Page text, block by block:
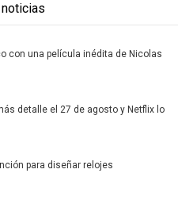
con una película inédita de Nicolas
detalle el 27 de agosto y Netflix lo
para diseñar relojes